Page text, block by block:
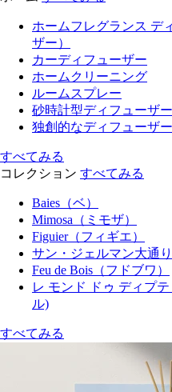
ホームフレグランス デ
ザー）
カーディフューザー
ホームクリーニング
ルームスプレー
砂時計型ディフューザー
独創的なディフューザー
すべてみる
コレクション すべてみる
Baies（ベ）
Mimosa（ミモザ）
Figuier（フィギエ）
サン・ジェルマン大通
Feu de Bois（フドブワ）
レ モンド ドゥ ディプ
ル)
すべてみる